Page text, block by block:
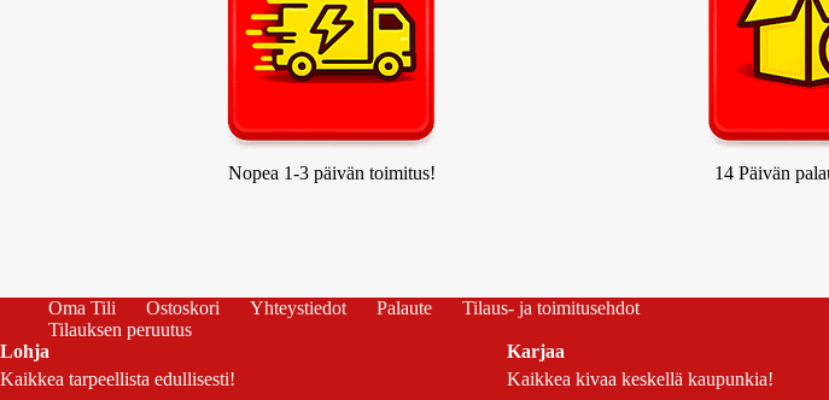
Nopea 1-3 päivän toimitus! 14 Päivän
Oma Tili Ostoskori Yhteystiedot Palaute
Tilaus- ja toimitusehdot
Tilauksen peruutus
Lohja
Kaikkea tarpeellista edullisesti!
Karjaa
Kaikkea kivaa keskellä kaupunkia!